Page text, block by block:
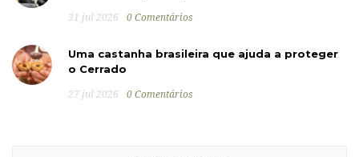
31 jul 2026 0 Comentários
Uma castanha brasileira que ajuda a proteger
o Cerrado
27 jul 2026 0 Comentários